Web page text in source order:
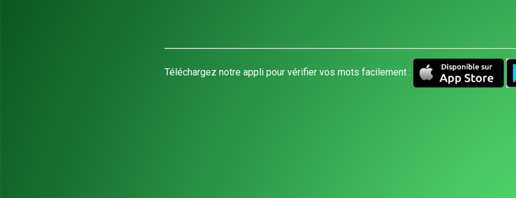
Téléchargez notre appli pour vérifier vos mots facilement :